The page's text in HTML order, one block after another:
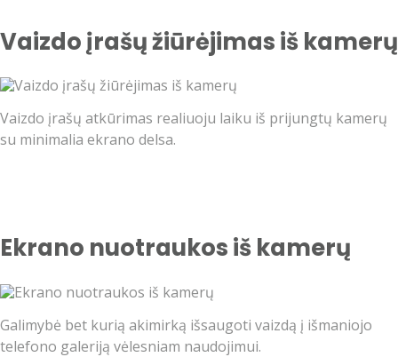
Vaizdo įrašų žiūrėjimas iš kamerų
Vaizdo įrašų atkūrimas realiuoju laiku iš prijungtų kamerų
su minimalia ekrano delsa.
Ekrano nuotraukos iš kamerų
Galimybė bet kurią akimirką išsaugoti vaizdą į išmaniojo
telefono galeriją vėlesniam naudojimui.